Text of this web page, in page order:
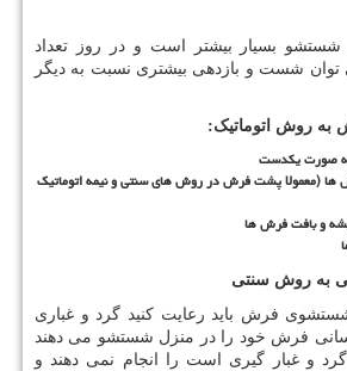
بسیار بیشتر است و در روز تعداد
شست و بازدهی بیشتری نسبت به دیگر
روش اتوماتیک:
صورت یکدست
(معمولا پشت فرش در روش های سنتی و نیمه اتوماتیک
و بافت فرش ها
به روش سنتی
فرش باید رعایت کنید گرد و غباری
فرش خود را در منزل شستشو می دهند
و غبار گیری است را انجام نمی دهند و